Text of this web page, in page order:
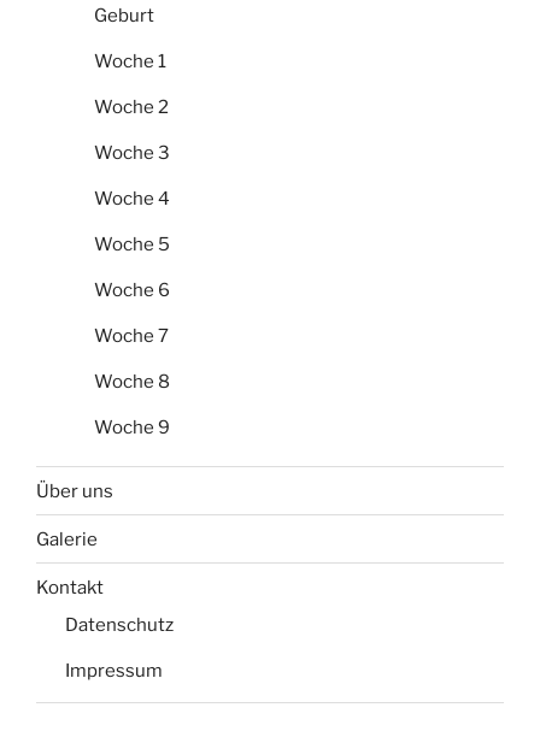
Geburt
Woche 1
Woche 2
Woche 3
Woche 4
Woche 5
Woche 6
Woche 7
Woche 8
Woche 9
Über uns
Galerie
Kontakt
Datenschutz
Impressum